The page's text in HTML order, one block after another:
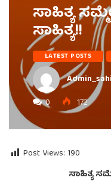
ಸಾಹಿತ್ಯ
ಸಾಹಿತ್ಯ!!
LATEST POSTS
0
172
Post Views: 190
ಸಾಹಿತ್ಯ